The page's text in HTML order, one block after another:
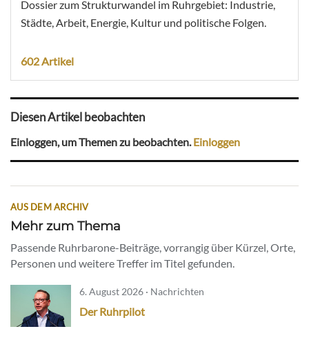
Dossier zum Strukturwandel im Ruhrgebiet: Industrie,
Städte, Arbeit, Energie, Kultur und politische Folgen.
602 Artikel
Diesen Artikel beobachten
Einloggen, um Themen zu beobachten. Einloggen
AUS DEM ARCHIV
Mehr zum Thema
Passende Ruhrbarone-Beiträge, vorrangig über Kürzel, Orte,
Personen und weitere Treffer im Titel gefunden.
6. August 2026 · Nachrichten
Der Ruhrpilot